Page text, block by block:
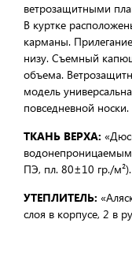
ветрозащитными
В куртке
карманы.
низу. Съемный
объема.
модель
повседневной носки.
ТКАНЬ ВЕРХА:
ПЭ, пл. 80±10 гр./м²).
УТЕПЛИТЕЛЬ:
слоя в корпусе, 2 в